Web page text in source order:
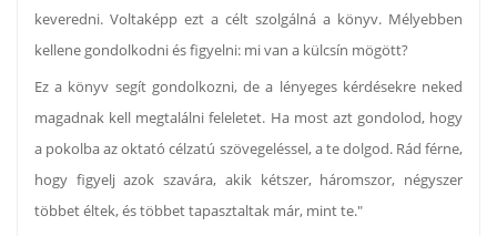
keveredni. Voltaképp ezt a célt szolgálná a könyv. Mélyebben
kellene gondolkodni és figyelni: mi van a külcsín mögött?
Ez a könyv segít gondolkozni, de a lényeges kérdésekre neked
magadnak kell megtalálni feleletet. Ha most azt gondolod, hogy
a pokolba az oktató célzatú szövegeléssel, a te dolgod. Rád férne,
hogy figyelj azok szavára, akik kétszer, háromszor, négyszer
többet éltek, és többet tapasztaltak már, mint te."